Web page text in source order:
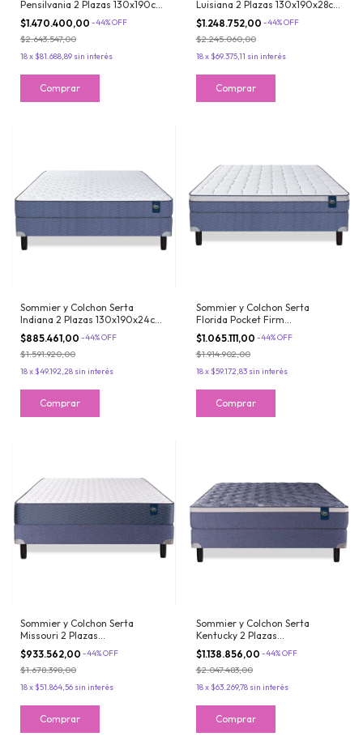
Pensilvania 2 Plazas 130x190cm
Resortes Con Pillow Inteligente
Viscoelastico
$1.470.400,00 -44%OFF
$2.643.547,00
18x $81.688,89 sin interés
Luisiana 2 Plazas 130x190x28cm
De Resortes Pocket Con
Espuma Suave
$1.248.752,00 -44%OFF
$2.245.060,00
18x $69.375,11 sin interés
Sommier y Colchon Serta
Indiana 2 Plazas 130x190x24cm
Resortes Bonnell y Espuma
Firme
$885.461,00 -44%OFF
$1.591.920,00
18x $49.192,28 sin interés
Sommier y Colchon Serta
Florida Pocket Firm
130x190x26cm Resortes Con
Europillow Soft
$1.065.111,00 -44%OFF
$1.914.902,00
18x $59.172,83 sin interés
Sommier y Colchon Serta
Missouri 2 Plazas
130x190x23cm Espuma de Alta
Densidad
$933.562,00 -44%OFF
$1.678.398,00
18x $51.864,56 sin interés
Sommier y Colchon Serta
Kentucky 2 Plazas
130x190x28cm De Espuma Con
Europillow Soft
$1.138.856,00 -44%OFF
$2.047.483,00
18x $63.269,78 sin interés